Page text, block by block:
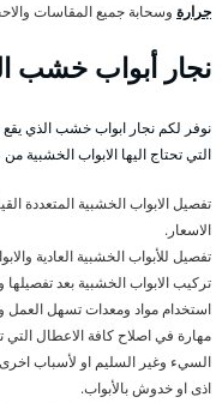
جرارة وسحابة جميع المقاسات
نجار أبواب خشب
نوفر لكم نجار ابواب خشب الذي يقع
التي تحتاج اليها الابواب الخشبية
تفصيل الابواب الخشبية المتعددة
الاسعار.
تفصيل للأبواب الخشبية العادية
تركيب الابواب الخشبية بعد تفصيلها
استخدام مواد ومعدات تسهل العمل
مهارة في اصلاح كافة الاعطال التي
السيء وغير السليم او لأسباب
اذى او خدوش بالأبواب.